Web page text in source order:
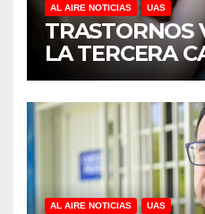
AL AIRE NOTICIAS UAS
TRASTORNOS
LA TERCERA
REVELA
CIDOCS DE LA
AL AIRE NOTICIAS UAS